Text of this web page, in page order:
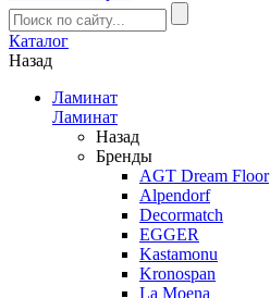
Каталог
Назад
Ламинат
Ламинат
Назад
Бренды
AGT Dream Floor
Alpendorf
Decormatch
EGGER
Kastamonu
Kronospan
La Moena